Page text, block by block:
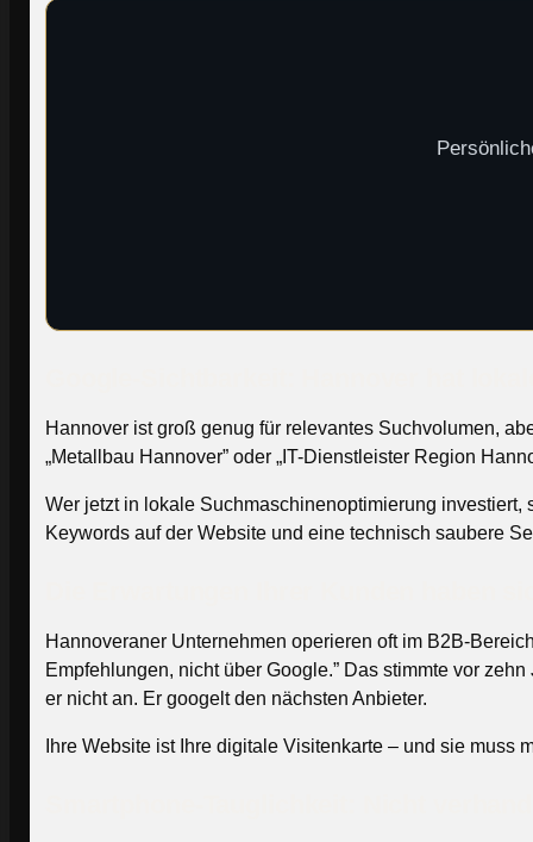
Hannover ist groß genug für relevantes Suchvolumen,
„Metallbau Hannover” oder „IT-Dienstleister Region
Wer jetzt in lokale Suchmaschinenoptimierung
Keywords auf der Website und eine technisch saubere
Hannoveraner Unternehmen operieren oft im B2B-
Empfehlungen, nicht über Google.” Das stimmte vor
er nicht an. Er googelt den nächsten Anbieter.
Ihre Website ist Ihre digitale Visitenkarte – und sie muss